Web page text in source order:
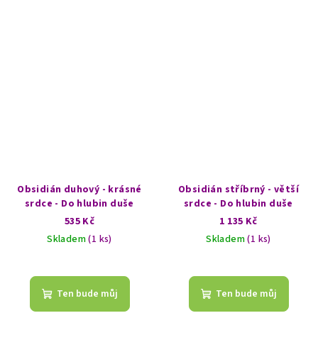
Obsidián duhový - krásné
srdce - Do hlubin duše
535 Kč
Skladem(1 ks)
Ten bude můj
Obsidián stříbrný - větší
srdce - Do hlubin duše
1 135 Kč
Skladem(1 ks)
Ten bude můj